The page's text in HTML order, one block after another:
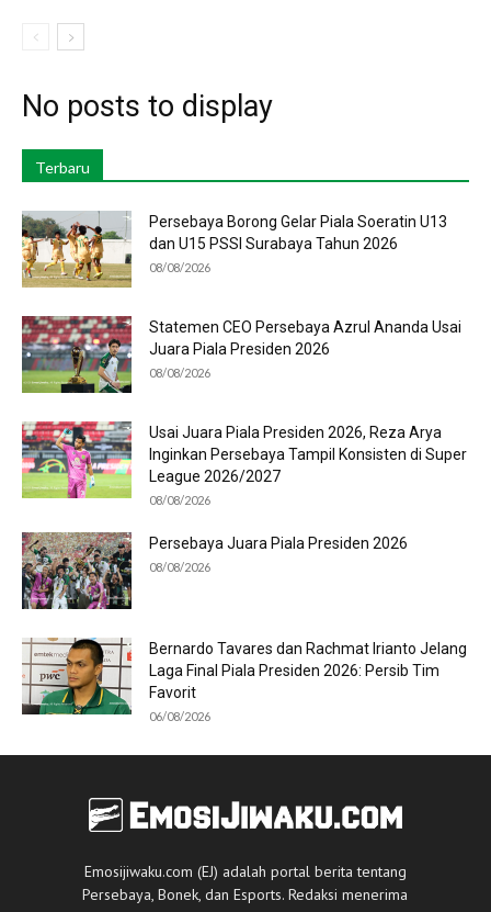
No posts to display
Terbaru
Persebaya Borong Gelar Piala Soeratin U13
dan U15 PSSI Surabaya Tahun 2026
08/08/2026
Statemen CEO Persebaya Azrul Ananda Usai
Juara Piala Presiden 2026
08/08/2026
Usai Juara Piala Presiden 2026, Reza Arya
Inginkan Persebaya Tampil Konsisten di Super
League 2026/2027
08/08/2026
Persebaya Juara Piala Presiden 2026
08/08/2026
Bernardo Tavares dan Rachmat Irianto Jelang
Laga Final Piala Presiden 2026: Persib Tim
Favorit
06/08/2026
Emosijiwaku.com (EJ) adalah portal berita tentang
Persebaya, Bonek, dan Esports. Redaksi menerima